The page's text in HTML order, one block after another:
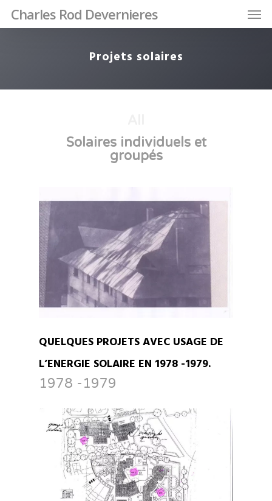
Charles Rod Devernieres
Projets solaires
Solaires individuels et
groupés
QUELQUES PROJETS AVEC USAGE DE
L’ENERGIE SOLAIRE EN 1978 -1979.
1978 -1979